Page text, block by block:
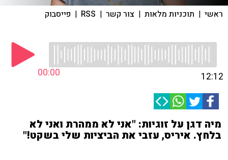
ראשי | תוכניות מלאות | צור קשר |
RSS
| פייסבוק
00:00 12:12
מיה דגן על זוגיות: "אני לא ממהרת ואני לא
בלחץ. איריס, עזבי את הביציות שלי בשקט!"